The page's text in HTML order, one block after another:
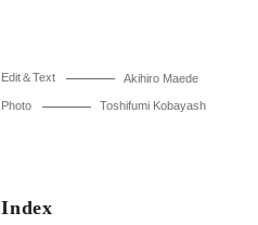
Edit＆Text Akihiro Maede
Photo Toshifumi Kobayash
Index